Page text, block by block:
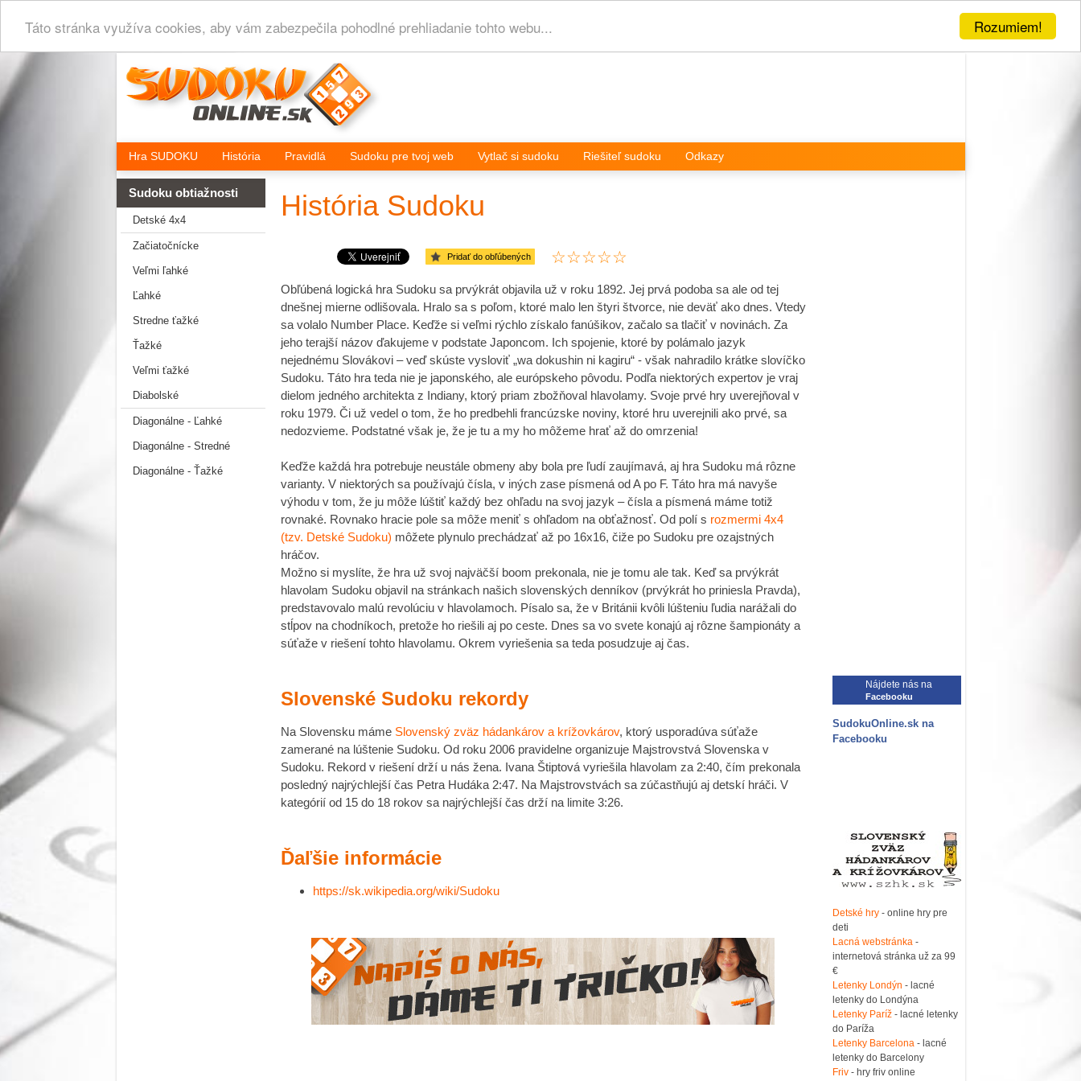
Rozumiem!
Táto stránka využíva cookies, aby vám zabezpečila pohodlné prehliadanie tohto webu...
Hra SUDOKU História Pravidlá Sudoku pre tvoj web Vytlač si sudoku Riešiteľ sudoku Odkazy
Sudoku obtiažnosti
Detské 4x4
Začiatočnícke
Veľmi ľahké
Ľahké
Stredne ťažké
Ťažké
Veľmi ťažké
Diabolské
Diagonálne - Ľahké
Diagonálne - Stredné
Diagonálne - Ťažké
História Sudoku
Pridať do obľúbených
Obľúbená logická hra Sudoku sa prvýkrát objavila už v roku 1892. Jej prvá podoba sa ale od tej
dnešnej mierne odlišovala. Hralo sa s poľom, ktoré malo len štyri štvorce, nie deväť ako dnes. Vtedy
sa volalo Number Place. Keďže si veľmi rýchlo získalo fanúšikov, začalo sa tlačiť v novinách. Za
jeho terajší názov ďakujeme v podstate Japoncom. Ich spojenie, ktoré by polámalo jazyk
nejednému Slovákovi – veď skúste vysloviť „wa dokushin ni kagiru“ - však nahradilo krátke slovíčko
Sudoku. Táto hra teda nie je japonského, ale európskeho pôvodu. Podľa niektorých expertov je vraj
dielom jedného architekta z Indiany, ktorý priam zbožňoval hlavolamy. Svoje prvé hry uverejňoval v
roku 1979. Či už vedel o tom, že ho predbehli francúzske noviny, ktoré hru uverejnili ako prvé, sa
nedozvieme. Podstatné však je, že je tu a my ho môžeme hrať až do omrzenia!
Keďže každá hra potrebuje neustále obmeny aby bola pre ľudí zaujímavá, aj hra Sudoku má rôzne
varianty. V niektorých sa používajú čísla, v iných zase písmená od A po F. Táto hra má navyše
výhodu v tom, že ju môže lúštiť každý bez ohľadu na svoj jazyk – čísla a písmená máme totiž
rovnaké. Rovnako hracie pole sa môže meniť s ohľadom na obťažnosť. Od polí s rozmermi 4x4
(tzv. Detské Sudoku) môžete plynulo prechádzať až po 16x16, čiže po Sudoku pre ozajstných
hráčov.
Možno si myslíte, že hra už svoj najväčší boom prekonala, nie je tomu ale tak. Keď sa prvýkrát
hlavolam Sudoku objavil na stránkach našich slovenských denníkov (prvýkrát ho priniesla Pravda),
predstavovalo malú revolúciu v hlavolamoch. Písalo sa, že v Británii kvôli lúšteniu ľudia narážali do
stĺpov na chodníkoch, pretože ho riešili aj po ceste. Dnes sa vo svete konajú aj rôzne šampionáty a
súťaže v riešení tohto hlavolamu. Okrem vyriešenia sa teda posudzuje aj čas.
Slovenské Sudoku rekordy
Na Slovensku máme Slovenský zväz hádankárov a krížovkárov, ktorý usporadúva súťaže
zamerané na lúštenie Sudoku. Od roku 2006 pravidelne organizuje Majstrovstvá Slovenska v
Sudoku. Rekord v riešení drží u nás žena. Ivana Štiptová vyriešila hlavolam za 2:40, čím prekonala
posledný najrýchlejší čas Petra Hudáka 2:47. Na Majstrovstvách sa zúčastňujú aj detskí hráči. V
kategórií od 15 do 18 rokov sa najrýchlejší čas drží na limite 3:26.
Ďaľšie informácie
https://sk.wikipedia.org/wiki/Sudoku
Nájdete nás na
Facebooku
SudokuOnline.sk na
Facebooku
Detské hry- online hry pre
deti
Lacná webstránka-
internetová stránka už za 99
€
Letenky Londýn - lacné
letenky do Londýna
Letenky Paríž- lacné letenky
do Paríža
Letenky Barcelona- lacné
letenky do Barcelony
Friv- hry friv online